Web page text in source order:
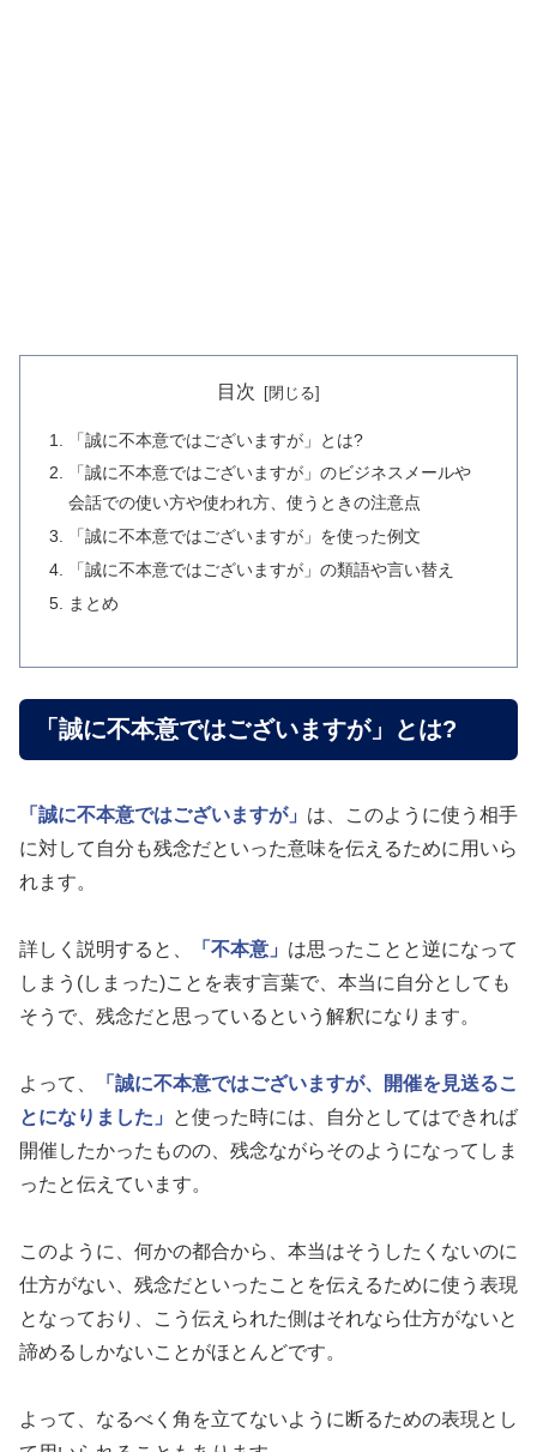
目次
「誠に不本意ではございますが」とは?
「誠に不本意ではございますが」のビジネスメールや
会話での使い方や使われ方、使うときの注意点
「誠に不本意ではございますが」を使った例文
「誠に不本意ではございますが」の類語や言い替え
まとめ
「誠に不本意ではございますが」とは?
「誠に不本意ではございますが」 は、このように使う相手
に対して自分も残念だといった意味を伝えるために用いら
れます。
詳しく説明すると、 「不本意」 は思ったことと逆になって
しまう(しまった)ことを表す言葉で、本当に自分としても
そうで、残念だと思っているという解釈になります。
よって、
「誠に不本意ではございますが、開催を見送るこ
とになりました」
と使った時には、自分としてはできれば
開催したかったものの、残念ながらそのようになってしま
ったと伝えています。
このように、何かの都合から、本当はそうしたくないのに
仕方がない、残念だといったことを伝えるために使う表現
となっており、こう伝えられた側はそれなら仕方がないと
諦めるしかないことがほとんどです。
よって、なるべく角を立てないように断るための表現とし